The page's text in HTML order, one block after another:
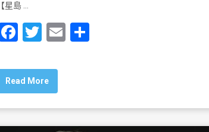
【星島 …
F
c
e
b
o
T
tt
er
E S
Read More